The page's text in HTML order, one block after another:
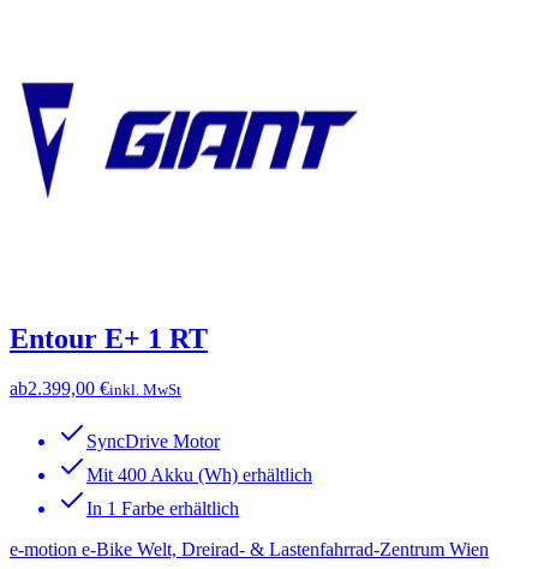
Entour E+ 1 RT
ab2.399,00 €inkl. MwSt
SyncDrive Motor
Mit 400 Akku (Wh) erhältlich
In 1 Farbe erhältlich
e-motion e-Bike Welt, Dreirad- & Lastenfahrrad-Zentrum Wien